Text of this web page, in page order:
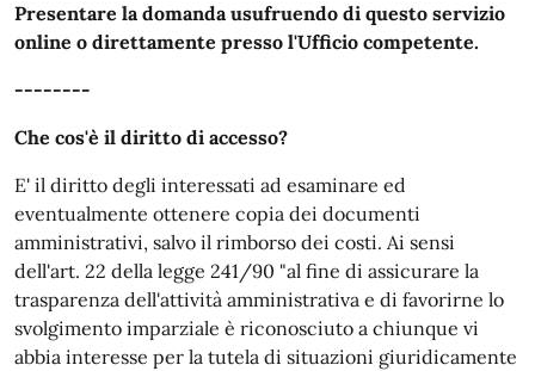
Presentare la domanda usufruendo di questo servizio
online o direttamente presso l'Ufficio competente.
--------
Che cos'è il diritto di accesso?
E' il diritto degli interessati ad esaminare ed
eventualmente ottenere copia dei documenti
amministrativi, salvo il rimborso dei costi. Ai sensi
dell'art. 22 della legge 241/90 "al fine di assicurare la
trasparenza dell'attività amministrativa e di favorirne lo
svolgimento imparziale è riconosciuto a chiunque vi
abbia interesse per la tutela di situazioni giuridicamente